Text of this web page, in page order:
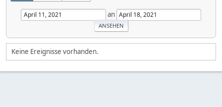
an
Keine Ereignisse vorhanden.